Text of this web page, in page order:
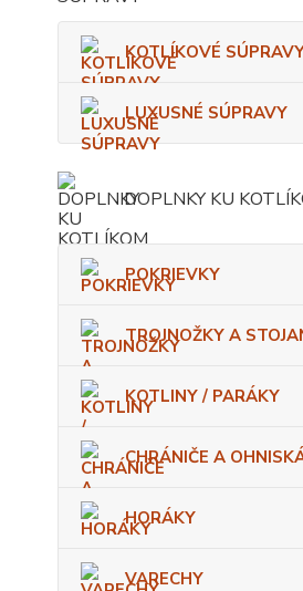
KOTLÍKOVÉ
LUXUSNÉ SÚPRAVY
DOPLNKY KU
POKRIEVKY
TROJNOŽKY A
KOTLINY / PARÁKY
CHRÁNIČE A
HORÁKY
VARECHY